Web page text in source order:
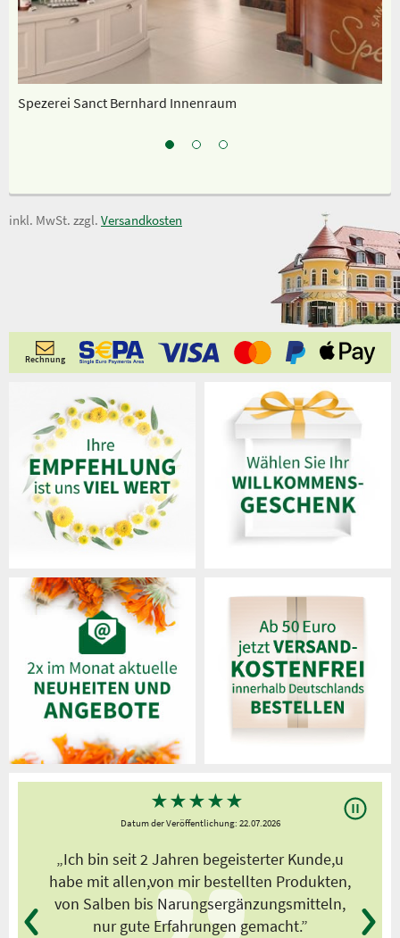
Spezerei Sanct Bernhard Innenraum
inkl. MwSt. zzgl. Versandkosten
Rechnung
★★★★★
Datum der Veröffentlichung: 22.07.2026
„Ich bin seit 2 Jahren begeisterter Kunde,u
habe mit allen,von mir bestellten Produkten,
von Salben bis Narungsergänzungsmitteln,
nur gute Erfahrungen gemacht.”